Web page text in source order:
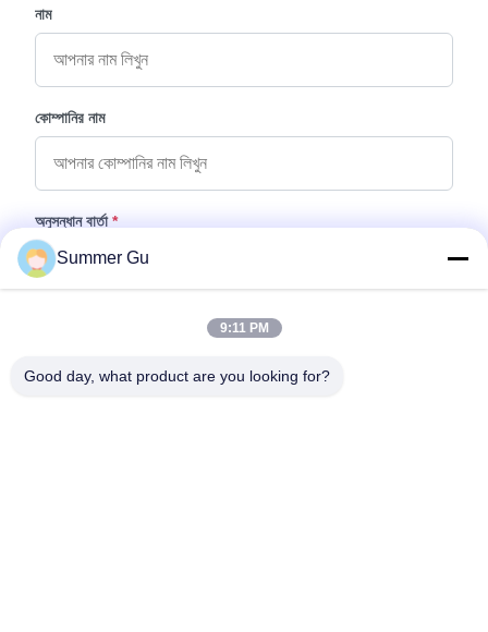
নাম
কোম্পানির নাম
অনুসন্ধান বার্তা *
Summer Gu
9:11 PM
Good day, what product are you looking for?